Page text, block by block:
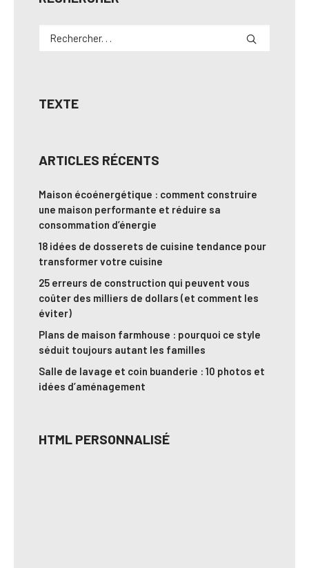
TEXTE
ARTICLES RÉCENTS
Maison écoénergétique : comment construire
une maison performante et réduire sa
consommation d’énergie
18 idées de dosserets de cuisine tendance pour
transformer votre cuisine
25 erreurs de construction qui peuvent vous
coûter des milliers de dollars (et comment les
éviter)
Plans de maison farmhouse : pourquoi ce style
séduit toujours autant les familles
Salle de lavage et coin buanderie : 10 photos et
idées d’aménagement
HTML PERSONNALISÉ